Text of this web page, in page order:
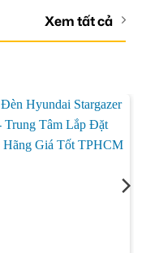
Xem tất cả